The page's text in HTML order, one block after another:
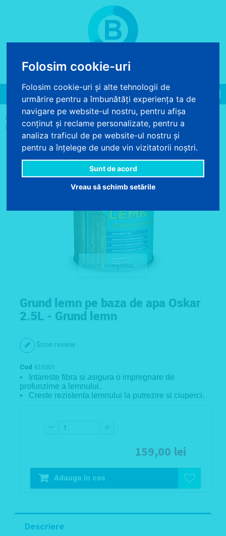
Folosim cookie-uri
Folosim cookie-uri și alte tehnologii de
urmărire pentru a îmbunătăți experiența ta de
navigare pe website-ul nostru, pentru afișa
conținut și reclame personalizate, pentru a
analiza traficul de pe website-ul nostru și
pentru a înțelege de unde vin vizitatorii noștri.
Sunt de acord
Vreau să schimb setările
COS DE CUMPARATURI
0 produse - 0.00 lei
Toggle
navigation
ACASA
> VOPSELE SI PRODUSE CHIMICE > ALTE PRODUSE CHIMICE
GRUND LEMN PE BAZA DE APA OSKAR 2.5L - GRUND LEMN
Mariti imaginea
Grund lemn pe baza de apa Oskar
2.5L - Grund lemn
Scrie review
Cod 433001
• Intareste fibra si asigura o impregnare de
profunzime a lemnului.
• Creste rezistenta lemnului la putrezire si ciuperci.
159,00 lei
Adauga In cos
Descriere